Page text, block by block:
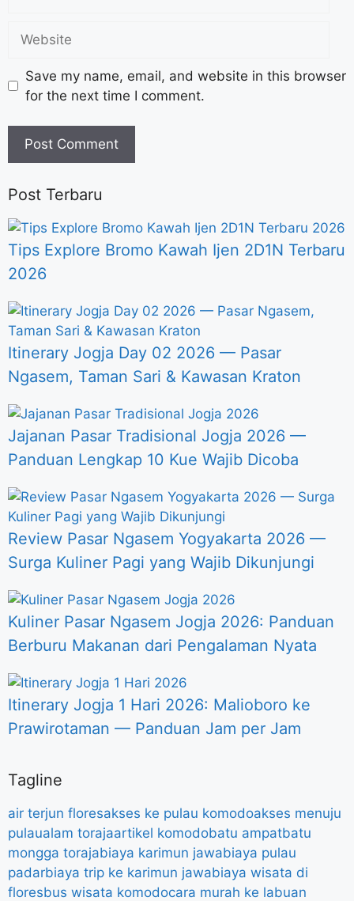
Save my name, email, and website in this browser
for the next time I comment.
Post Terbaru
Tips Explore Bromo Kawah Ijen 2D1N Terbaru
2026
Itinerary Jogja Day 02 2026 — Pasar
Ngasem, Taman Sari & Kawasan Kraton
Jajanan Pasar Tradisional Jogja 2026 —
Panduan Lengkap 10 Kue Wajib Dicoba
Review Pasar Ngasem Yogyakarta 2026 —
Surga Kuliner Pagi yang Wajib Dikunjungi
Kuliner Pasar Ngasem Jogja 2026: Panduan
Berburu Makanan dari Pengalaman Nyata
Itinerary Jogja 1 Hari 2026: Malioboro ke
Prawirotaman — Panduan Jam per Jam
Tagline
air terjun floresakses ke pulau komodoakses menuju
pulaualam torajaartikel komodobatu ampatbatu
mongga torajabiaya karimun jawabiaya pulau
padarbiaya trip ke karimun jawabiaya wisata di
floresbus wisata komodocara murah ke labuan